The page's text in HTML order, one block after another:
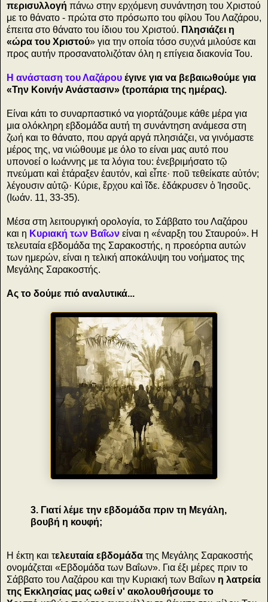
περισυλλογή πάνω στην ερχόμενη συνάντηση του Χριστού
με το θάνατο - πρώτα στο πρόσωπο του φίλου Του Λαζάρου,
έπειτα στο θάνατο του ίδιου του Χριστού. Πλησιάζει η
«ώρα του Χριστού» για την οποία τόσο συχνά μιλούσε και
προς αυτήν προσανατολιζόταν όλη η επίγεια διακονία Του.
Η ανάσταση του Λαζάρου έγινε για να βεβαιωθούμε για
«Την Κοινήν Ανάστασιν» (τροπάρια της ημέρας).
Είναι κάτι το συναρπαστικό να γιορτάζουμε κάθε μέρα για
μια ολόκληρη εβδομάδα αυτή τη συνάντηση ανάμεσα στη
ζωή και το θάνατο, που αργά αργά πλησιάζει, να γινόμαστε
μέρος της, να νιώθουμε με όλο το είναι μας αυτό που
υπονοεί ο Ιωάννης με τα λόγια του: ἐνεβριμήσατο τῷ
πνεύματι καὶ ἐτάραξεν ἑαυτόν, καὶ εἶπε· ποῦ τεθείκατε αὐτόν;
λέγουσιν αὐτῷ· Κύριε, ἔρχου καὶ ἴδε. ἐδάκρυσεν ὁ Ἰησοῦς.
(Ιωάν. 11, 33-35).
Μέσα στη λειτουργική ορολογία, το Σάββατο του Λαζάρου
και η Κυριακή των Βαΐων είναι η «έναρξη του Σταυρού». Η
τελευταία εβδομάδα της Σαρακοστής, η προεόρτια αυτών
των ημερών, είναι η τελική αποκάλυψη του νοήματος της
Μεγάλης Σαρακοστής.
Ας το δούμε πιό αναλυτικά...
3. Γιατί λέμε την εβδομάδα πριν τη Μεγάλη,
βουβή η κουφή;
H έκτη και τελευταία εβδομάδα της Μεγάλης Σαρακοστής
ονομάζεται «Εβδομάδα των Βαΐων». Για έξι μέρες πριν το
Σάββατο του Λαζάρου και την Κυριακή των Βαΐων η λατρεία
της Εκκλησίας μας ωθεί ν' ακολουθήσουμε το